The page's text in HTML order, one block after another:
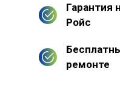
Гарантия
Ройс
ремонте